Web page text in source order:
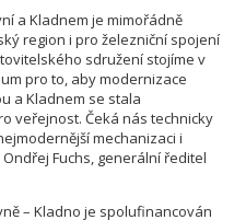
a Kladnem je mimořádně
region i pro železniční spojení
sdružení stojíme v
pro to, aby modernizace
a Kladnem se stala
veřejnost. Čeká nás technicky
mechanizaci i
Fuchs, generální ředitel
– Kladno je spolufinancován